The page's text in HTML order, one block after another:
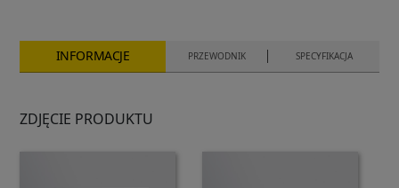
INFORMACJE PRZEWODNIK SPECYFIKACJA
ZDJĘCIE PRODUKTU